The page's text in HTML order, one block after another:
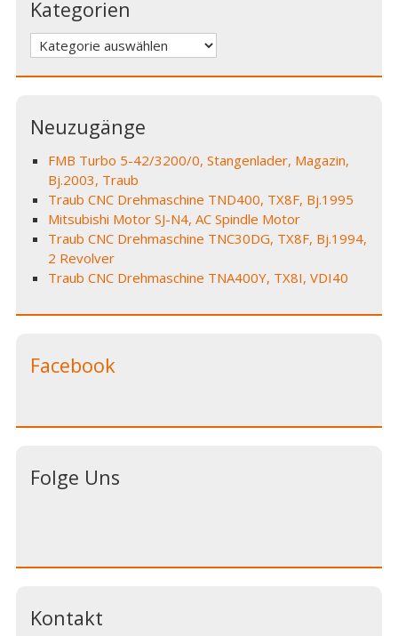
Kategorien
Kategorien
Neuzugänge
FMB Turbo 5-42/3200/0, Stangenlader, Magazin,
Bj.2003, Traub
Traub CNC Drehmaschine TND400, TX8F, Bj.1995
Mitsubishi Motor SJ-N4, AC Spindle Motor
Traub CNC Drehmaschine TNC30DG, TX8F, Bj.1994,
2 Revolver
Traub CNC Drehmaschine TNA400Y, TX8I, VDI40
Facebook
Folge Uns
Kontakt